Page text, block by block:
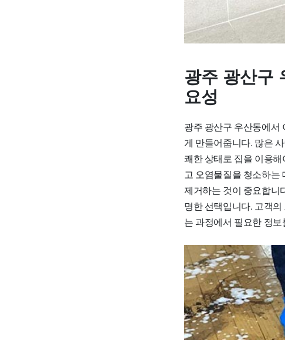
광주 광산구
요성
광주 광산구 우산동에서
게 만들어줍니다. 많은
쾌한 상태로 집을 이용
고 오염물질을 청소하는
제거하는 것이 중요합니
명한 선택입니다. 고객
는 과정에서 필요한 정